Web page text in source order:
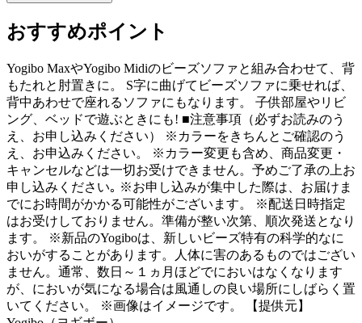
おすすめポイント
Yogibo MaxやYogibo Midiのビーズソファと組み合わせて、背
もたれと肘置きに。 S字に曲げてビーズソファに乗せれば、
背中あわせで座れるソファにもなります。 子供部屋やリビ
ング、ベッドで遊ぶときにも! ■注意事項（必ずお読みのう
え、お申し込みください） ※カラーをきちんとご確認のう
え、お申込みください。 ※カラー変更も含め、商品変更・
キャンセルなどは一切お受けできません。予めご了承の上お
申し込みください｡ ※お申し込みが集中した際は、お届けま
でにお時間がかかる可能性がございます。 ※配送日時指定
はお受けしておりません。準備が整い次第、順次発送となり
ます。 ※新品のYogiboは、新しいビーズ特有の科学的なに
おいがすることがあります。人体に害のあるものではござい
ません。通常、数日～１ヵ月ほどでにおいはなくなります
が、においが気になる場合は風通しの良い場所にしばらく置
いてください。 ※画像はイメージです。 【提供元】